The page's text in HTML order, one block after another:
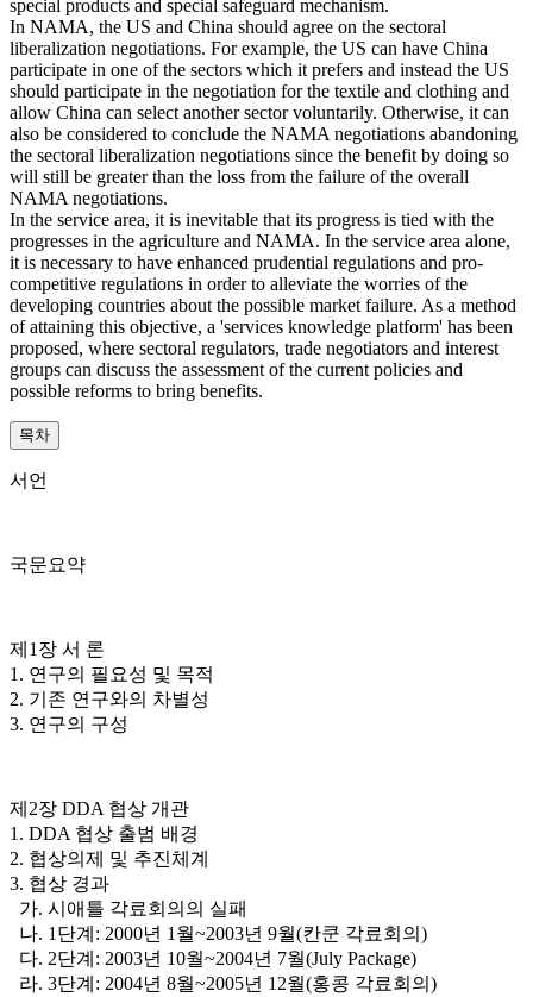
special products and special safeguard mechanism.
In NAMA, the US and China should agree on the sectoral
liberalization negotiations. For example, the US can have China
participate in one of the sectors which it prefers and instead the US
should participate in the negotiation for the textile and clothing and
allow China can select another sector voluntarily. Otherwise, it can
also be considered to conclude the NAMA negotiations abandoning
the sectoral liberalization negotiations since the benefit by doing so
will still be greater than the loss from the failure of the overall
NAMA negotiations.
In the service area, it is inevitable that its progress is tied with the
progresses in the agriculture and NAMA. In the service area alone,
it is necessary to have enhanced prudential regulations and pro-
competitive regulations in order to alleviate the worries of the
developing countries about the possible market failure. As a method
of attaining this objective, a 'services knowledge platform' has been
proposed, where sectoral regulators, trade negotiators and interest
groups can discuss the assessment of the current policies and
possible reforms to bring benefits.
목차
서언
국문요약
제1장 서 론
1. 연구의 필요성 및 목적
2. 기존 연구와의 차별성
3. 연구의 구성
제2장 DDA 협상 개관
1. DDA 협상 출범 배경
2. 협상의제 및 추진체계
3. 협상 경과
가. 시애틀 각료회의의 실패
나. 1단계: 2000년 1월~2003년 9월(칸쿤 각료회의)
다. 2단계: 2003년 10월~2004년 7월(July Package)
라. 3단계: 2004년 8월~2005년 12월(홍콩 각료회의)